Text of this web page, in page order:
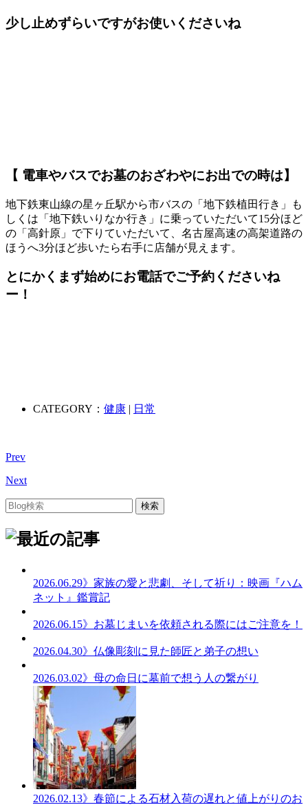
少し止めずらいですがお使いくださいね
【 電車やバスでお墓のおざわやにお出での時は】
地下鉄東山線の星ヶ丘駅から市バスの「地下鉄植田行き」も
しくは「地下鉄いりなか行き」に乗っていただいて15分ほど
の「高針原」で下りていただいて、名古屋高速の高架道路の
ほうへ3分ほど歩いたら右手に店舗が見えます。
とにかく まず始めにお電話でご予約くださいね
ー！
CATEGORY： 健康 | 日常
Prev
Next
2026.06.29》家族の愛と悲劇、そして祈り：映画『ハム
ネット』鑑賞記
2026.06.15》お墓じまいを依頼される際にはご注意を！
2026.04.30》仏像彫刻に見た師匠と弟子の想い
2026.03.02》母の命日に墓前で想う人の繋がり
2026.02.13》春節による石材入荷の遅れと値上がりのお